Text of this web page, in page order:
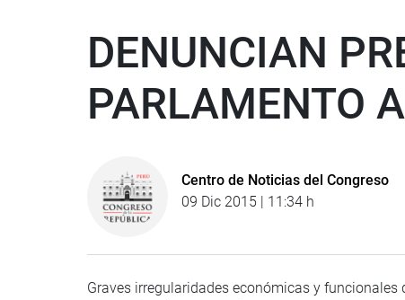
DENUNCIAN
PARLAMENTO
Centro de Noticias del Congreso
09 Dic 2015 | 11:34 h
Graves irregularidades económicas y